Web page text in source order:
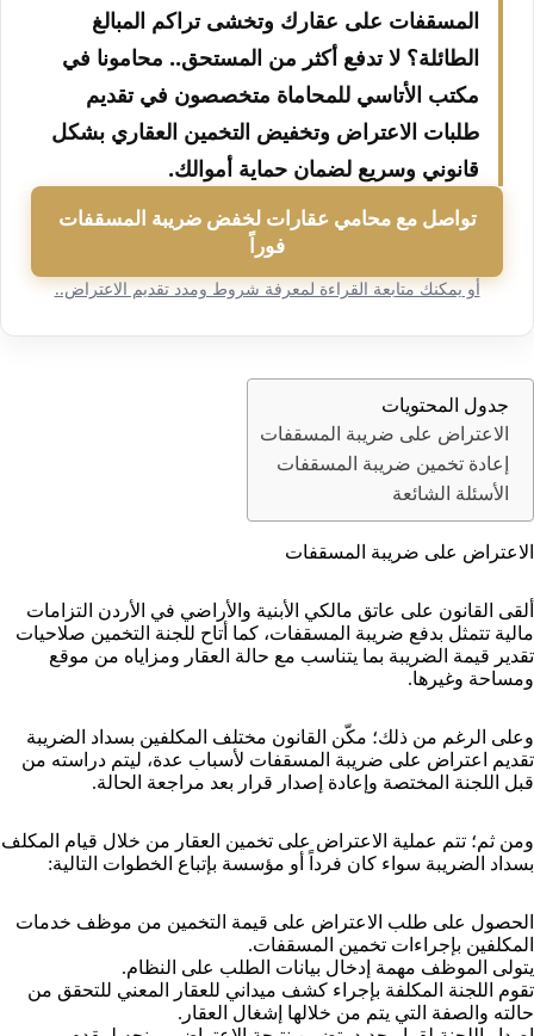
المسقفات على عقارك وتخشى تراكم المبالغ
الطائلة؟ لا تدفع أكثر من المستحق.. محامونا في
مكتب الأتاسي للمحاماة متخصصون في تقديم
طلبات الاعتراض وتخفيض التخمين العقاري بشكل
قانوني وسريع لضمان حماية أموالك.
تواصل مع محامي عقارات لخفض ضريبة المسقفات
فوراً
أو يمكنك متابعة القراءة لمعرفة شروط ومدد تقديم الاعتراض..
جدول المحتويات
الاعتراض على ضريبة المسقفات
إعادة تخمين ضريبة المسقفات
الأسئلة الشائعة
الاعتراض على ضريبة المسقفات
ألقى القانون على عاتق مالكي الأبنية والأراضي في الأردن التزامات
مالية تتمثل بدفع ضريبة المسقفات، كما أتاح للجنة التخمين صلاحيات
تقدير قيمة الضريبة بما يتناسب مع حالة العقار ومزاياه من موقع
ومساحة وغيرها.
وعلى الرغم من ذلك؛ مكّن القانون مختلف المكلفين بسداد الضريبة
تقديم اعتراض على ضريبة المسقفات لأسباب عدة، ليتم دراسته من
قبل اللجنة المختصة وإعادة إصدار قرار بعد مراجعة الحالة.
ومن ثم؛ تتم عملية الاعتراض على تخمين العقار من خلال قيام المكلف
بسداد الضريبة سواء كان فرداً أو مؤسسة بإتباع الخطوات التالية:
الحصول على طلب الاعتراض على قيمة التخمين من موظف خدمات
المكلفين بإجراءات تخمين المسقفات.
يتولى الموظف مهمة إدخال بيانات الطلب على النظام.
تقوم اللجنة المكلفة بإجراء كشف ميداني للعقار المعني للتحقق من
حالته والصفة التي يتم من خلالها إشغال العقار.